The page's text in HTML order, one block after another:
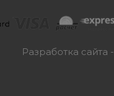
Разработка сайта -